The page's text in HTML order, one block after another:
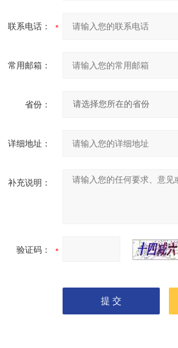
联系电话：
常用邮箱：
省份：
详细地址：
补充说明：
验证码：